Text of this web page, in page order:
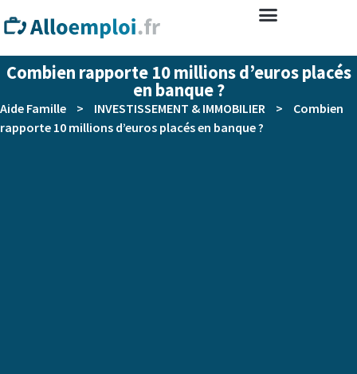
Combien rapporte 10 millions d’euros placés
en banque ?
Aide Famille > INVESTISSEMENT & IMMOBILIER >
Combien
rapporte 10 millions d’euros placés en banque ?